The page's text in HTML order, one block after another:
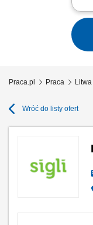
Praca.pl Praca Litwa
Wróć do listy ofert